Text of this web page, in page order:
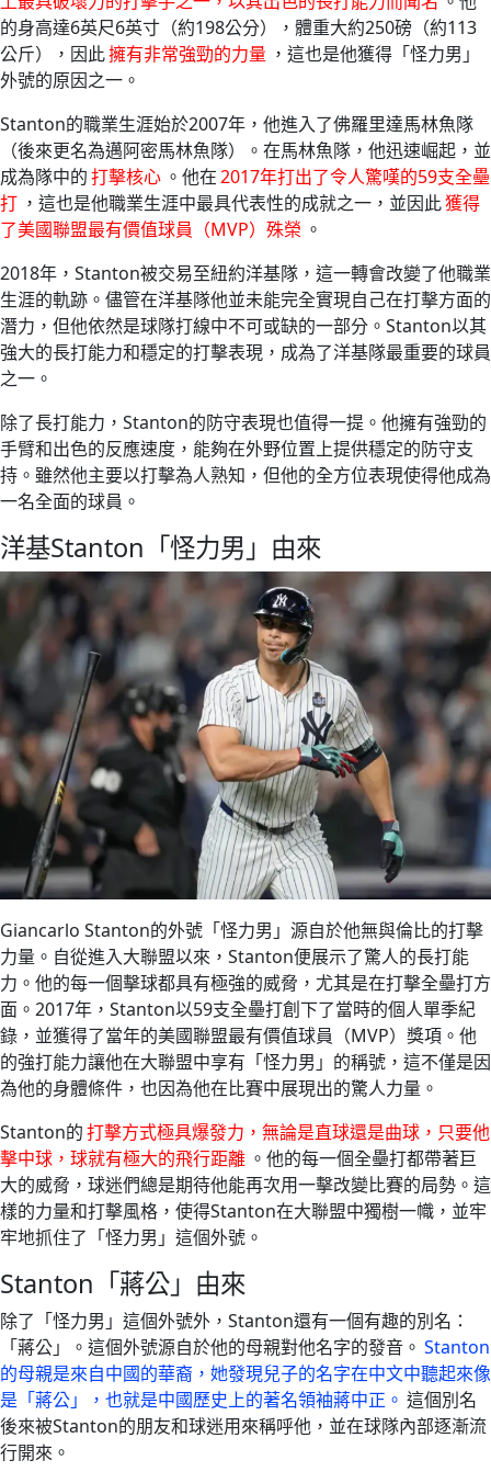
的身高達6英尺6英寸（約198公分），體重大約250磅（約113
公斤），因此擁有非常強勁的力量 ，這也是他獲得「怪力男」
外號的原因之一。
Stanton的職業生涯始於2007年，他進入了佛羅里達馬林魚隊
（後來更名為邁阿密馬林魚隊）。在馬林魚隊，他迅速崛起，並
成為隊中的打擊核心 。他在2017年打出了令人驚嘆的59支全壘
打 ，這也是他職業生涯中最具代表性的成就之一，並因此獲得
了美國聯盟最有價值球員（MVP）殊榮 。
2018年，Stanton被交易至紐約洋基隊，這一轉會改變了他職業
生涯的軌跡。儘管在洋基隊他並未能完全實現自己在打擊方面的
潛力，但他依然是球隊打線中不可或缺的一部分。Stanton以其
強大的長打能力和穩定的打擊表現，成為了洋基隊最重要的球員
之一。
除了長打能力，Stanton的防守表現也值得一提。他擁有強勁的
手臂和出色的反應速度，能夠在外野位置上提供穩定的防守支
持。雖然他主要以打擊為人熟知，但他的全方位表現使得他成為
一名全面的球員。
洋基Stanton「怪力男」由來
Giancarlo Stanton的外號「怪力男」源自於他無與倫比的打擊
力量。自從進入大聯盟以來，Stanton便展示了驚人的長打能
力。他的每一個擊球都具有極強的威脅，尤其是在打擊全壘打方
面。2017年，Stanton以59支全壘打創下了當時的個人單季紀
錄，並獲得了當年的美國聯盟最有價值球員（MVP）獎項。他
的強打能力讓他在大聯盟中享有「怪力男」的稱號，這不僅是因
為他的身體條件，也因為他在比賽中展現出的驚人力量。
Stanton的打擊方式極具爆發力，無論是直球還是曲球，只要他
擊中球，球就有極大的飛行距離 。他的每一個全壘打都帶著巨
大的威脅，球迷們總是期待他能再次用一擊改變比賽的局勢。這
樣的力量和打擊風格，使得Stanton在大聯盟中獨樹一幟，並牢
牢地抓住了「怪力男」這個外號。
Stanton「蔣公」由來
除了「怪力男」這個外號外，Stanton還有一個有趣的別名：
「蔣公」。這個外號源自於他的母親對他名字的發音。 Stanton
的母親是來自中國的華裔，她發現兒子的名字在中文中聽起來像
是「蔣公」，也就是中國歷史上的著名領袖蔣中正。 這個別名
後來被Stanton的朋友和球迷用來稱呼他，並在球隊內部逐漸流
行開來。